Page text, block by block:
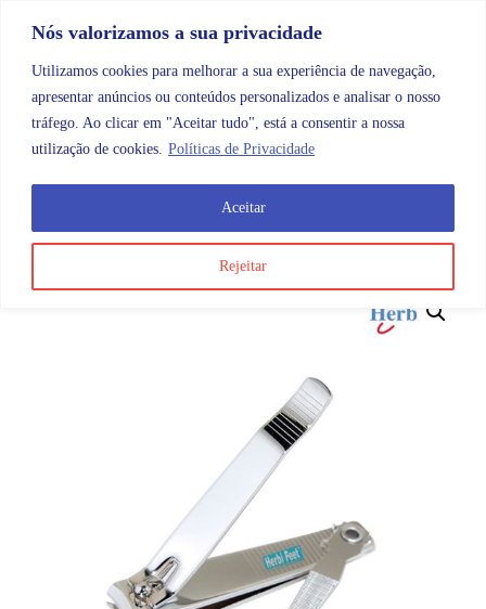
Nós valorizamos a sua privacidade
Utilizamos cookies para melhorar a sua experiência de navegação,
apresentar anúncios ou conteúdos personalizados e analisar o nosso
tráfego. Ao clicar em "Aceitar tudo", está a consentir a nossa
utilização de cookies. Políticas de Privacidade
Rejeitar
Aceitar
Categorias